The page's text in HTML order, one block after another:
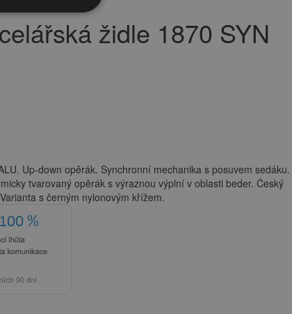
židle 1870 SYN
Up-down opěrák. Synchronní mechanika s posuvem sedáku.
tvarovaný opěrák s výraznou výplní v oblasti beder. Český
s černým nylonovým křížem.